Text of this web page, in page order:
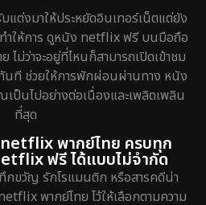
แต่งมาให้ประหยัดอินเทอร์เน็ตแต่ยัง
ทำให้การ ดูหนัง netflix ฟรี บนมือถือ
ไม่ว่าจะอยู่ที่ไหนก็สามารถเปิดเข้าชม
ที ช่วยให้การพักผ่อนผ่านทาง หนัง
ป็นไปอย่างต่อเนื่องและเพลิดเพลิน
ที่สุด
พากย์ไทย ครบทุก
ฟรี ได้แบบไม่จำกัด
กขวัญ รักโรแมนติก หรือสารคดีน่า
พากย์ไทย ไว้ให้เลือกตามความ